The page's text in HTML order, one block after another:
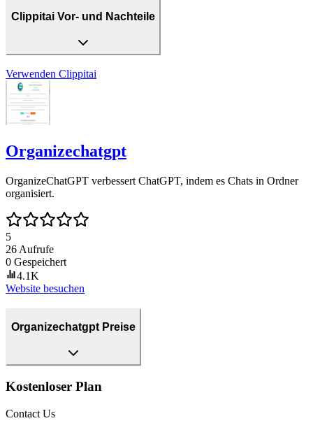
Clippitai Vor- und Nachteile
Verwenden Clippitai
Organizechatgpt
OrganizeChatGPT verbessert ChatGPT, indem es Chats in Ordner
organisiert.
5
26 Aufrufe
0 Gespeichert
4.1K
Website besuchen
Organizechatgpt Preise
Kostenloser Plan
Contact Us